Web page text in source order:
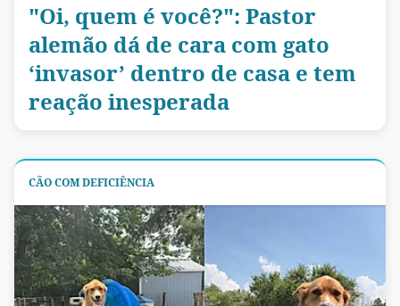
"Oi, quem é você?": Pastor
alemão dá de cara com gato
‘invasor’ dentro de casa e tem
reação inesperada
CÃO COM DEFICIÊNCIA